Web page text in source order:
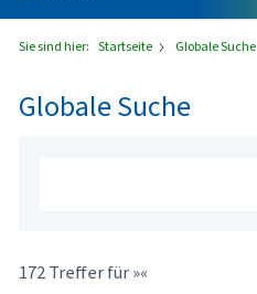
Sie sind hier: Startseite Globale Suche
Globale Suche
172 Treffer für »«